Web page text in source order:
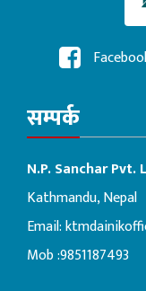
सम्पर्क
N.P. Sanchar Pvt.
Kathmandu, Nepal
Email:
Mob :9851187493